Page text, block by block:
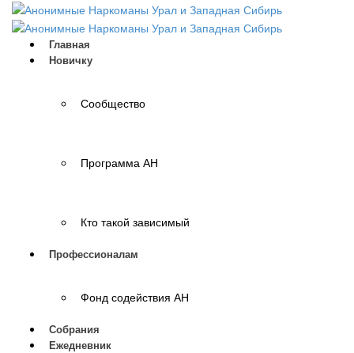
Главная
Новичку
Сообщество
Программа АН
Кто такой зависимый
Профессионалам
Фонд содействия АН
Собрания
Ежедневник